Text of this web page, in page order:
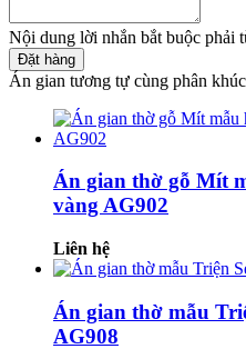
Nội dung lời nhắn bắt buộc phải
Đặt hàng
Án gian tương tự cùng phân
Án gian thờ gỗ Mít
vàng AG902
Liên hệ
Án gian thờ mẫu
AG908